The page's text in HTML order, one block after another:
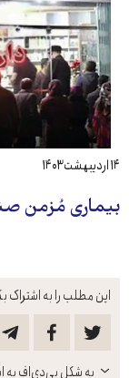
این مطلب را به اشتراک
باز
به شکل پی‌دی‌اف به
بیماری مُزمن
۱۴ اردیبهشت ۱۴۰۳